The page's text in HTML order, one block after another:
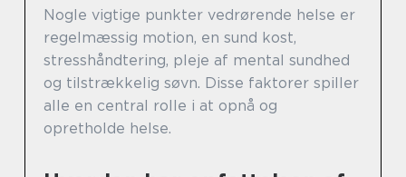
Nogle vigtige punkter vedrørende helse er
regelmæssig motion, en sund kost,
stresshåndtering, pleje af mental sundhed
og tilstrækkelig søvn. Disse faktorer spiller
alle en central rolle i at opnå og
opretholde helse.